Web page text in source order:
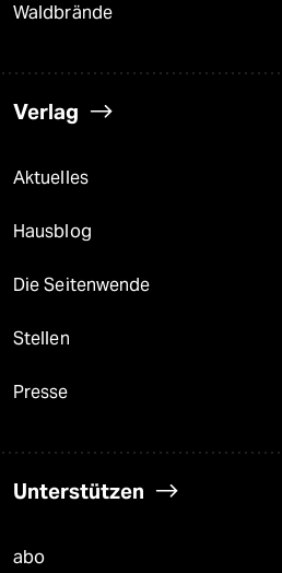
Waldbrände
Verlag
Aktuelles
Hausblog
Die Seitenwende
Stellen
Presse
Unterstützen
abo